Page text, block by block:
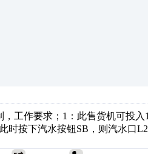
，工作要求；1：此售货机可投
时按下汽水按钮SB，则汽水口